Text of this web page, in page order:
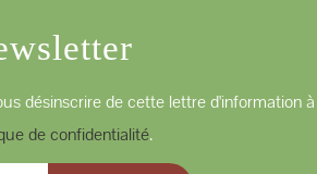
désinscrire de cette lettre d'information
de confidentialité.